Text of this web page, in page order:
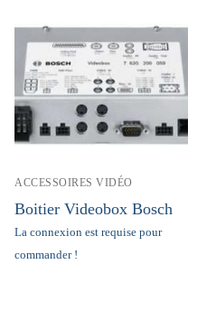
ACCESSOIRES VIDÉO
Boitier Videobox Bosch
La connexion est requise pour
commander !